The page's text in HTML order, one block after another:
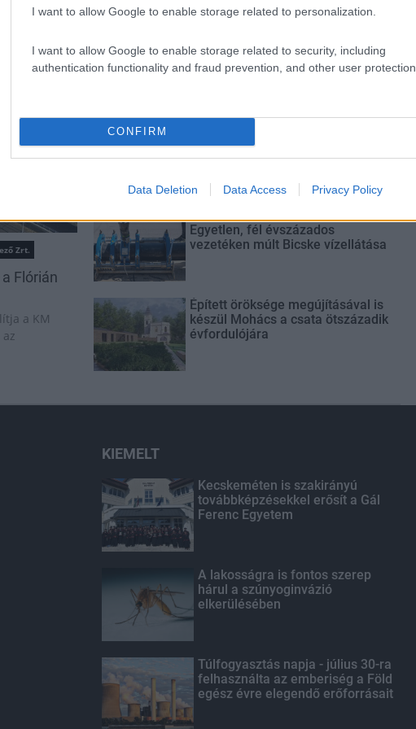
I want to allow Google to enable storage related to personalization.
I want to allow Google to enable storage related to security, including
authentication functionality and fraud prevention, and other user protection.
CONFIRM
Data Deletion Data Access Privacy Policy
Zrt.
Flórián
a KM
mérföldköve a felülvizsgálat
árnyékában?
közelében lévő logisztikai bázis út-
és közműhálózatának fejlesztése
Egyetlen, fél évszázados
vezetéken múlt Bicske vízellátása
Épített öröksége megújításával is
készül Mohács a csata ötszázadik
évfordulójára
KIEMELT
Kecskeméten is szakirányú
továbbképzésekkel erősít a Gál
Ferenc Egyetem
A lakosságra is fontos szerep
hárul a szúnyoginvázió
elkerülésében
Túlfogyasztás napja - július 30-ra
felhasználta az emberiség a Föld
egész évre elegendő erőforrásait